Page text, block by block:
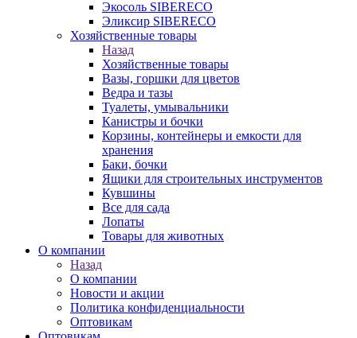
Экосоль SIBERECO
Эликсир SIBERECO
Хозяйственные товары
Назад
Хозяйственные товары
Вазы, горшки для цветов
Ведра и тазы
Туалеты, умывальники
Канистры и бочки
Корзины, контейнеры и емкости для
хранения
Баки, бочки
Ящики для строительных инструментов
Кувшины
Все для сада
Лопаты
Товары для животных
О компании
Назад
О компании
Новости и акции
Политика конфиденциальности
Оптовикам